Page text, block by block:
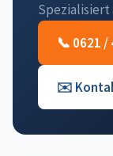
Spezialisiert
📞 0621 /
✉️